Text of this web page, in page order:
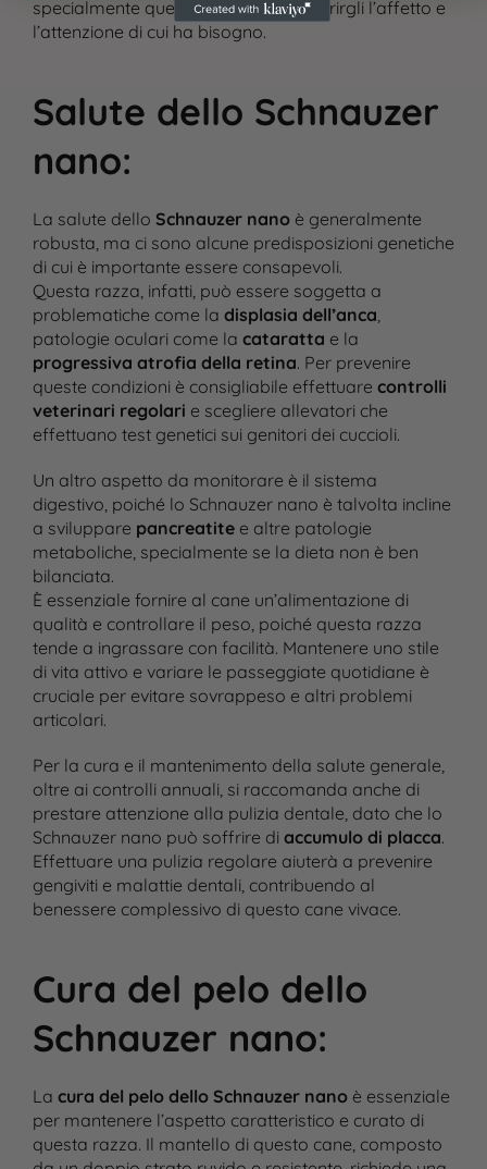
specialmente quelle che possono offrirgli l’affetto e
l’attenzione di cui ha bisogno.
Salute dello Schnauzer
nano:
La salute dello Schnauzer nanoè generalmente
robusta, ma ci sono alcune predisposizioni genetiche
di cui è importante essere consapevoli.
Questa razza, infatti, può essere soggetta a
problematiche come la displasia dell’anca,
patologie oculari come la cataratta e la
progressiva atrofia della retina. Per prevenire
queste condizioni è consigliabile effettuare controlli
veterinari regolari e scegliere allevatori che
effettuano test genetici sui genitori dei cuccioli.
Un altro aspetto da monitorare è il sistema
digestivo, poiché lo Schnauzer nano è talvolta incline
a sviluppare pancreatitee altre patologie
metaboliche, specialmente se la dieta non è ben
bilanciata.
È essenziale fornire al cane un’alimentazione di
qualità e controllare il peso, poiché questa razza
tende a ingrassare con facilità. Mantenere uno stile
di vita attivo e variare le passeggiate quotidiane è
cruciale per evitare sovrappeso e altri problemi
articolari.
Per la cura e il mantenimento della salute generale,
oltre ai controlli annuali, si raccomanda anche di
prestare attenzione alla pulizia dentale, dato che lo
Schnauzer nano può soffrire di accumulo di placca.
Effettuare una pulizia regolare aiuterà a prevenire
gengiviti e malattie dentali, contribuendo al
benessere complessivo di questo cane vivace.
Cura del pelo dello
Schnauzer nano:
La cura del pelo dello Schnauzer nanoè essenziale
per mantenere l’aspetto caratteristico e curato di
questa razza. Il mantello di questo cane, composto